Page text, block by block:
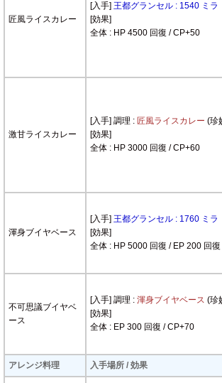
匠風ライスカレー
[入手] 王都グランセル : 1540 ミラ
[効果]
全体 : HP 4500 回復 / CP+50
激甘ライスカレー
[入手] 調理 : 匠風ライスカレー (珍
[効果]
全体 : HP 3000 回復 / CP+60
渾身ブイヤベース
[入手] 王都グランセル : 1760 ミラ
[効果]
全体 : HP 5000 回復 / EP 200 回復
不可思議ブイヤベ
ース
[入手] 調理 : 渾身ブイヤベース (珍
[効果]
全体 : EP 300 回復 / CP+70
アレンジ料理 入手場所 / 効果